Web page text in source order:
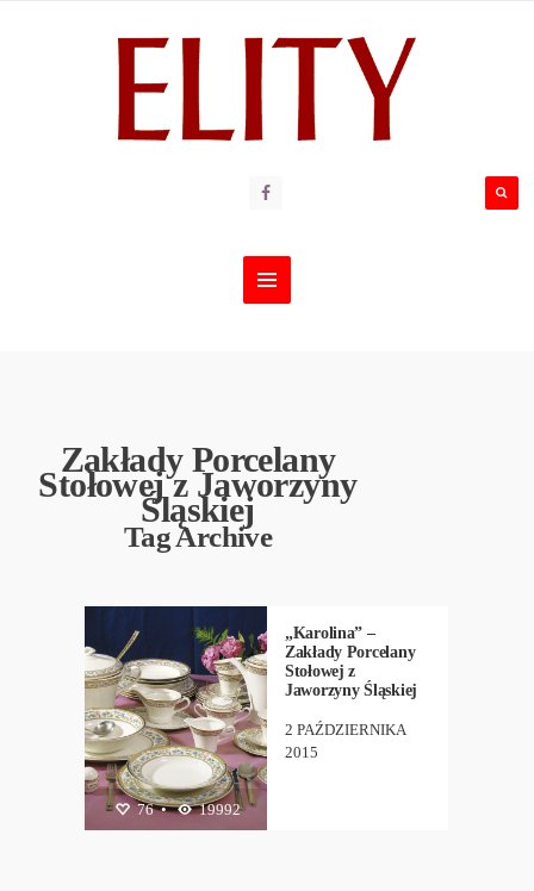
Zakłady Porcelany
Stołowej z Jaworzyny
Śląskiej
Tag Archive
76 • 19992
„Karolina” –
Zakłady Porcelany
Stołowej z
Jaworzyny Śląskiej
2 PAŹDZIERNIKA
2015